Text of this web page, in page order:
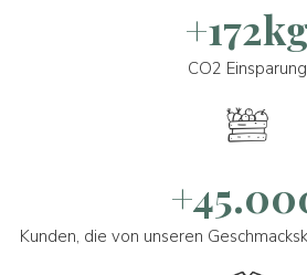
CO2 Einsparung
Kunden, die von unseren